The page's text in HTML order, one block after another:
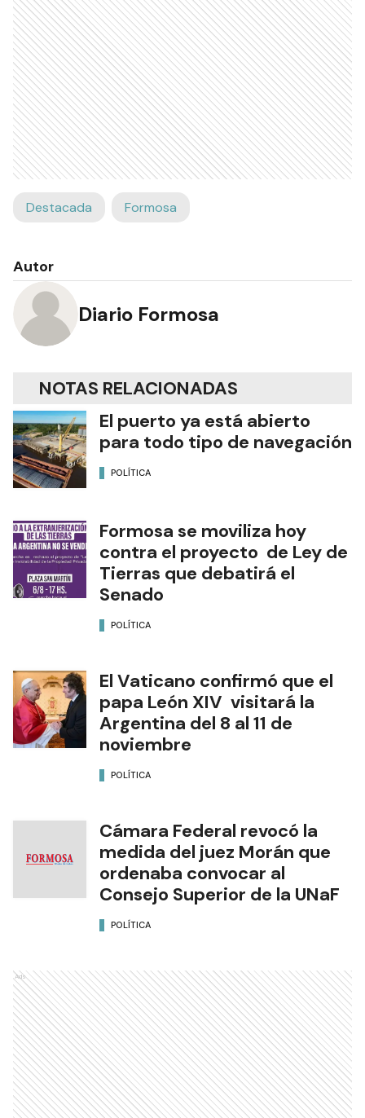
Destacada Formosa
Autor
Diario Formosa
NOTAS RELACIONADAS
El puerto ya está abierto
para todo tipo de navegación
POLÍTICA
Formosa se moviliza hoy
contra el proyecto de Ley de
Tierras que debatirá el
Senado
POLÍTICA
El Vaticano confirmó que el
papa León XIV visitará la
Argentina del 8 al 11 de
noviembre
POLÍTICA
Cámara Federal revocó la
medida del juez Morán que
ordenaba convocar al
Consejo Superior de la UNaF
POLÍTICA
Ads